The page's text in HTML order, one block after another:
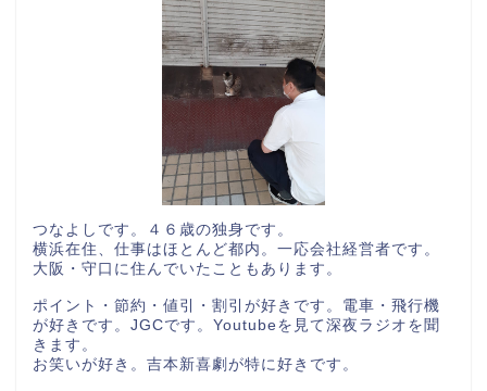
つなよしです。４６歳の独身です。
横浜在住、仕事はほとんど都内。一応会社経営者です。
大阪・守口に住んでいたこともあります。
ポイント・節約・値引・割引が好きです。電車・飛行機
が好きです。JGCです。Youtubeを見て深夜ラジオを聞
きます。
お笑いが好き。吉本新喜劇が特に好きです。